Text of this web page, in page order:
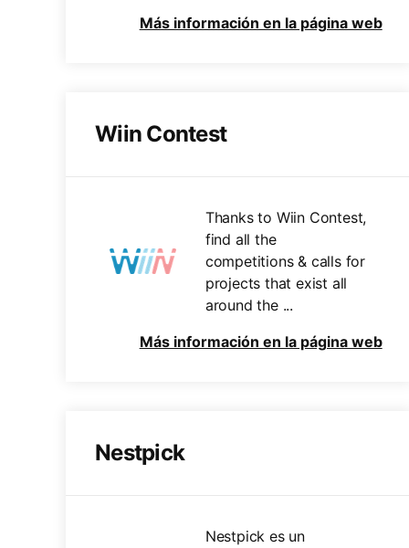
Más información en la página web
Wiin Contest
Thanks to Wiin Contest,
find all the
competitions & calls for
projects that exist all
around the ...
Más información en la página web
Nestpick
Nestpick es un